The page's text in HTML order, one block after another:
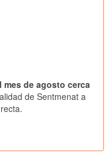
mes de agosto cerca
de Sentmenat a